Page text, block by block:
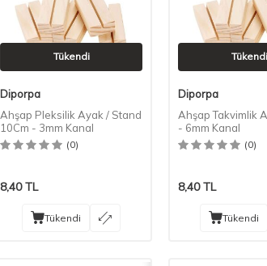
Tükendi
Diporpa
Ahşap Pleksilik Ayak / Stand
10Cm - 3mm Kanal
(0)
8,40TL
Tükendi
Tükendi
Diporpa
Ahşap Takvimlik
- 6mm Kanal
(0)
8,40TL
Tükendi